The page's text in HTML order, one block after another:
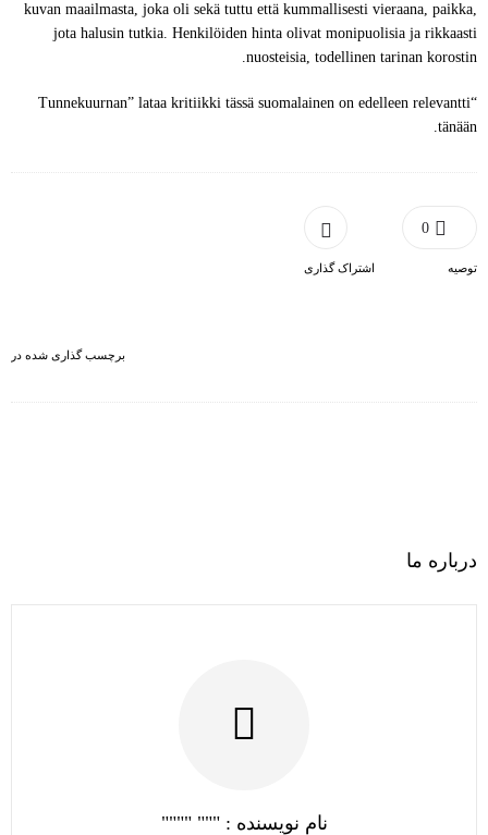
kuvan maailmasta, joka oli sekä tuttu että kummallisesti vieraana, paikka,
jota halusin tutkia. Henkilöiden hinta olivat monipuolisia ja rikkaasti
nuosteisia, todellinen tarinan korostin.
“Tunnekuurnan” lataa kritiikki tässä suomalainen on edelleen relevantti
tänään.
0
توصیه اشتراک گذاری
برچسب گذاری شده در
درباره ما
نام نویسنده : """ """"